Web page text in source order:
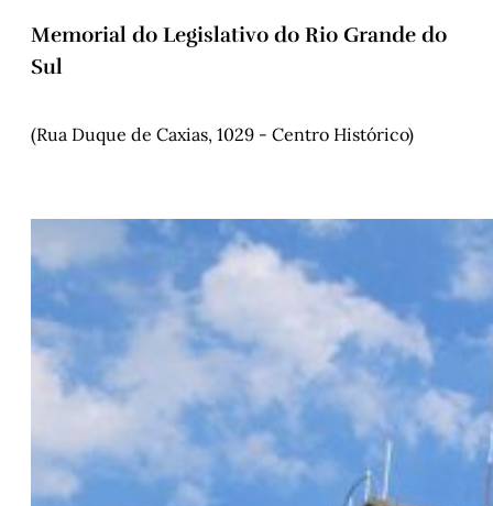
Memorial do Legislativo do Rio Grande do
Sul
(Rua Duque de Caxias, 1029 - Centro Histórico)